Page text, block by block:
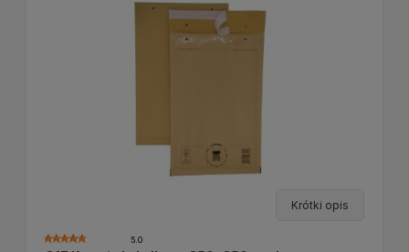
Krótki opis
5.0